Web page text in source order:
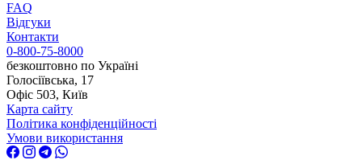
FAQ
Відгуки
Контакти
0-800-75-8000
безкоштовно по Україні
Голосіївська, 17
Офіс 503, Київ
Карта сайту
Політика конфіденційності
Умови використання